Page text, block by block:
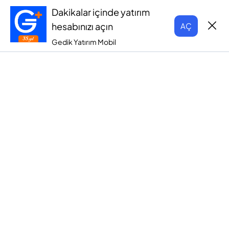
Dakikalar içinde yatırım
hesabınızı açın
Gedik Yatırım Mobil
AÇ